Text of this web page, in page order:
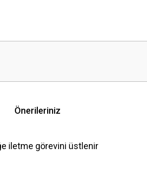
Önerileriniz
iletme görevini üstlenir